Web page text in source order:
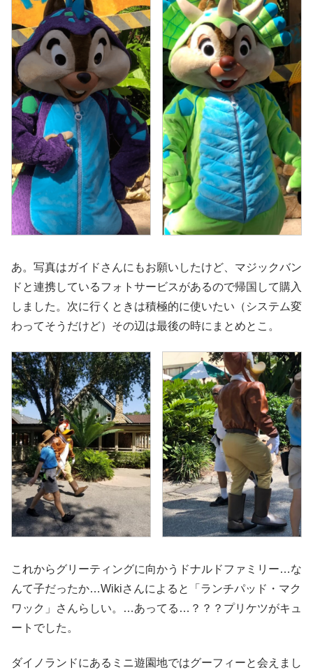
あ。写真はガイドさんにもお願いしたけど、マジックバン
ドと連携しているフォトサービスがあるので帰国して購入
しました。次に行くときは積極的に使いたい（システム変
わってそうだけど）その辺は最後の時にまとめとこ。
これからグリーティングに向かうドナルドファミリー…な
んて子だったか…Wikiさんによると「ランチパッド・マク
ワック」さんらしい。…あってる…？？？プリケツがキュ
ートでした。
ダイノランドにあるミニ遊園地ではグーフィーと会えまし